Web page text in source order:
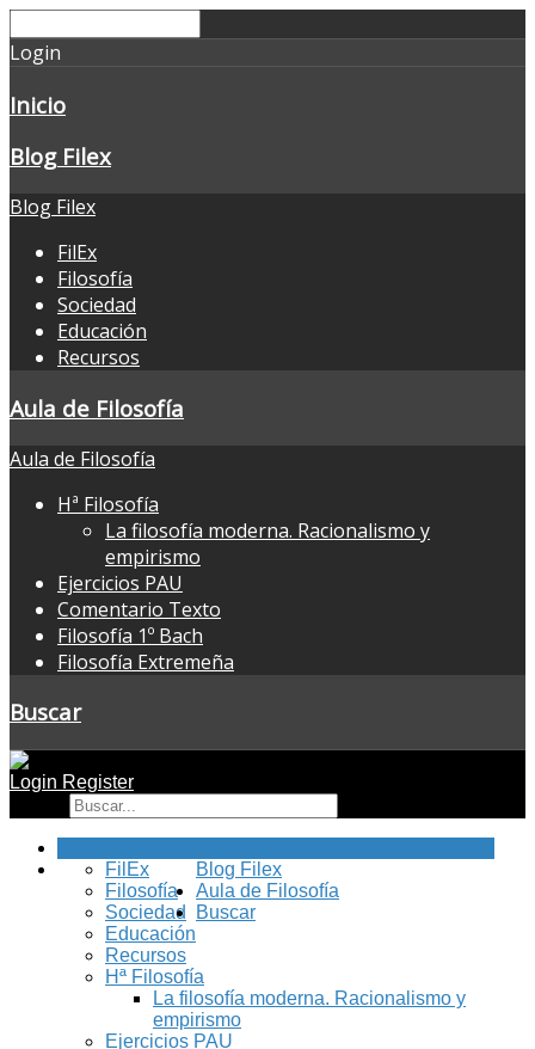
Login
Inicio
Blog Filex
Blog Filex
FilEx
Filosofía
Sociedad
Educación
Recursos
Aula de Filosofía
Aula de Filosofía
Hª Filosofía
La filosofía moderna. Racionalismo y
empirismo
Ejercicios PAU
Comentario Texto
Filosofía 1º Bach
Filosofía Extremeña
Buscar
Login Register
Blog Filex
FilEx
Filosofía
Sociedad
Educación
Recursos
Aula de Filosofía
Hª Filosofía
La filosofía moderna. Racionalismo y
empirismo
Ejercicios PAU
Buscar